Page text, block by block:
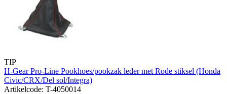
TIP
H-Gear Pro-Line Pookhoes/pookzak leder met Rode stiksel (Honda
Civic/CRX/Del sol/Integra)
Artikelcode: T-4050014